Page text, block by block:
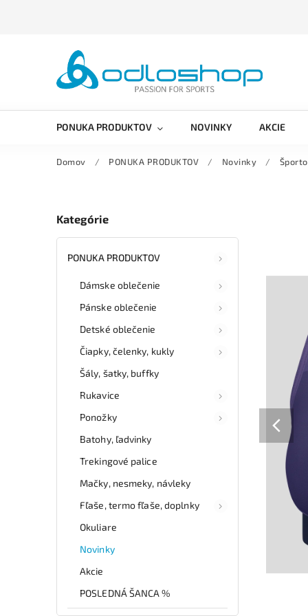
PONUKA PRODUKTOV NOVINKY AKCIE
Domov / PONUKA PRODUKTOV / Novinky /
Kategórie
PONUKA PRODUKTOV
Dámske oblečenie
Pánske oblečenie
Detské oblečenie
Čiapky, čelenky, kukly
Šály, šatky, buffky
Rukavice
Ponožky
Batohy, ľadvinky
Trekingové palice
Mačky, nesmeky, návleky
Fľaše, termo fľaše, doplnky
Okuliare
Novinky
Akcie
POSLEDNÁ ŠANCA %